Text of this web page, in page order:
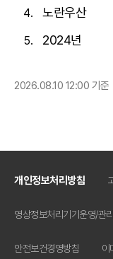
노란우산
2024년
2026.08.10 12:00 기준
개인정보처리방침
영상정보처리기기운영/관
안전보건경영방침 이